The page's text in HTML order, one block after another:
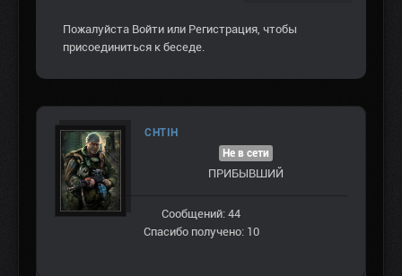
Пожалуйста Войти или Регистрация , чтобы
присоединиться к беседе.
CHTIH
Не в сети
ПРИБЫВШИЙ
Сообщений: 44
Спасибо получено: 10